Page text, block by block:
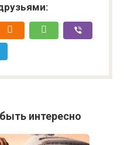
интересно